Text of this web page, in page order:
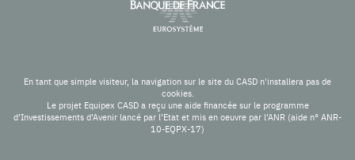
En tant que simple visiteur, la navigation sur le site du CASD n'installera pas de
cookies.
Le projet Equipex CASD a reçu une aide financée sur le programme
d’Investissements d’Avenir lancé par l’Etat et mis en oeuvre par l’ANR (aide n° ANR-
10-EQPX-17)